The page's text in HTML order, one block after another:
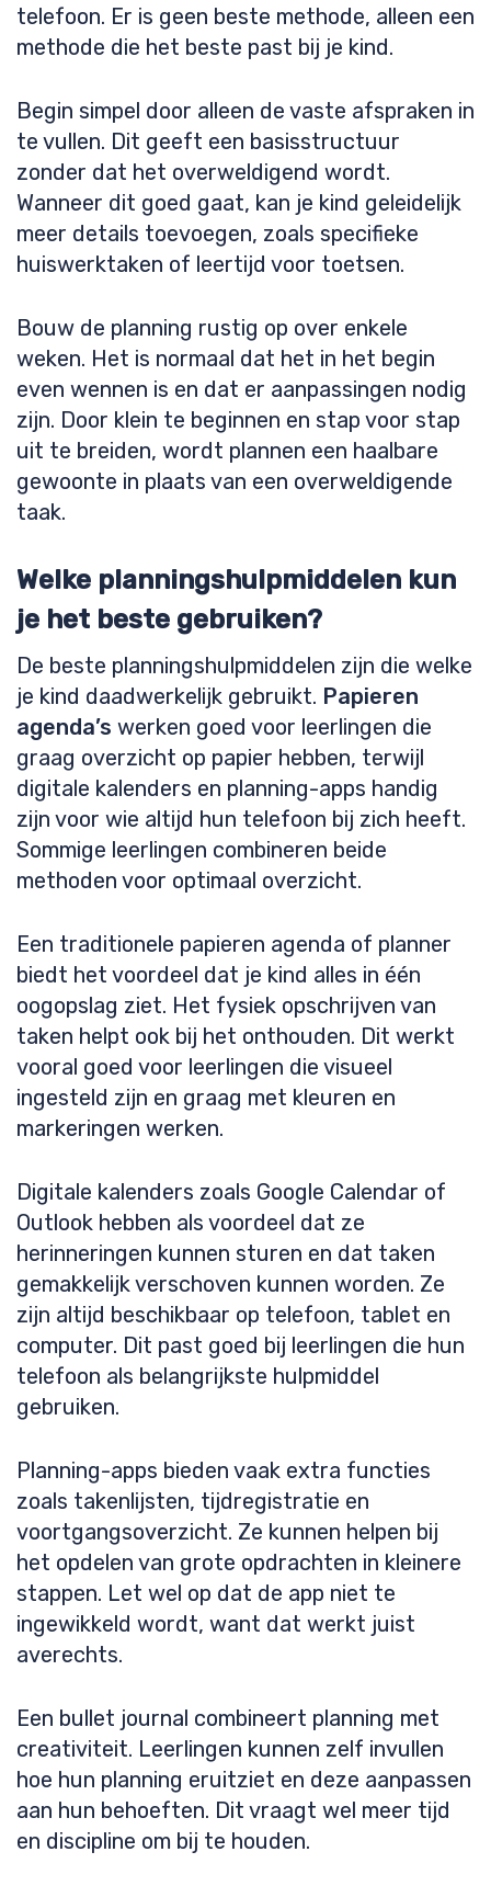
telefoon. Er is geen beste methode, alleen een
methode die het beste past bij je kind.
Begin simpel door alleen de vaste afspraken in
te vullen. Dit geeft een basisstructuur
zonder dat het overweldigend wordt.
Wanneer dit goed gaat, kan je kind geleidelijk
meer details toevoegen, zoals specifieke
huiswerktaken of leertijd voor toetsen.
Bouw de planning rustig op over enkele
weken. Het is normaal dat het in het begin
even wennen is en dat er aanpassingen nodig
zijn. Door klein te beginnen en stap voor stap
uit te breiden, wordt plannen een haalbare
gewoonte in plaats van een overweldigende
taak.
Welke planningshulpmiddelen kun
je het beste gebruiken?
De beste planningshulpmiddelen zijn die welke
je kind daadwerkelijk gebruikt. Papieren
agenda’s werken goed voor leerlingen die
graag overzicht op papier hebben, terwijl
digitale kalenders en planning-apps handig
zijn voor wie altijd hun telefoon bij zich heeft.
Sommige leerlingen combineren beide
methoden voor optimaal overzicht.
Een traditionele papieren agenda of planner
biedt het voordeel dat je kind alles in één
oogopslag ziet. Het fysiek opschrijven van
taken helpt ook bij het onthouden. Dit werkt
vooral goed voor leerlingen die visueel
ingesteld zijn en graag met kleuren en
markeringen werken.
Digitale kalenders zoals Google Calendar of
Outlook hebben als voordeel dat ze
herinneringen kunnen sturen en dat taken
gemakkelijk verschoven kunnen worden. Ze
zijn altijd beschikbaar op telefoon, tablet en
computer. Dit past goed bij leerlingen die hun
telefoon als belangrijkste hulpmiddel
gebruiken.
Planning-apps bieden vaak extra functies
zoals takenlijsten, tijdregistratie en
voortgangsoverzicht. Ze kunnen helpen bij
het opdelen van grote opdrachten in kleinere
stappen. Let wel op dat de app niet te
ingewikkeld wordt, want dat werkt juist
averechts.
Een bullet journal combineert planning met
creativiteit. Leerlingen kunnen zelf invullen
hoe hun planning eruitziet en deze aanpassen
aan hun behoeften. Dit vraagt wel meer tijd
en discipline om bij te houden.